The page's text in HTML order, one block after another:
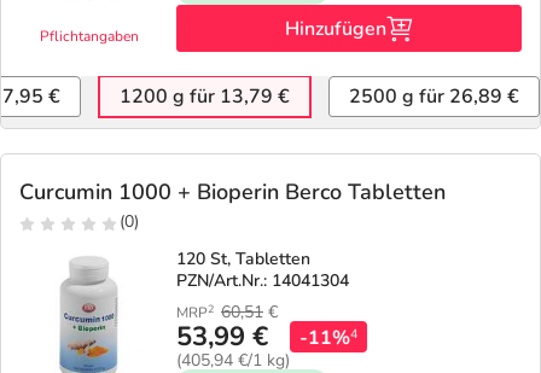
Pflichtangaben Hinzufügen
€ 1200 g für 13,79 € 2500 g für 26,89 €
Curcumin 1000 + Bioperin Berco Tabletten
(0)
120 St, Tabletten
PZN/Art.Nr.: 14041304
MRP2 60,51 €
53,99 €
(405,94 €/1 kg)
-11%4